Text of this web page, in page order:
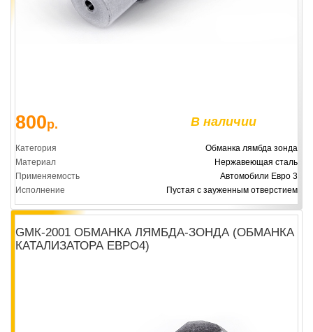
800р. В наличии
Категория
Обманка лямбда зонда
Материал
Нержавеющая сталь
Применяемость
Автомобили Евро 3
Исполнение
Пустая с зауженным отверстием
GМК-2001 ОБМАНКА ЛЯМБДА-ЗОНДА (ОБМАНКА
КАТАЛИЗАТОРА ЕВРО4)